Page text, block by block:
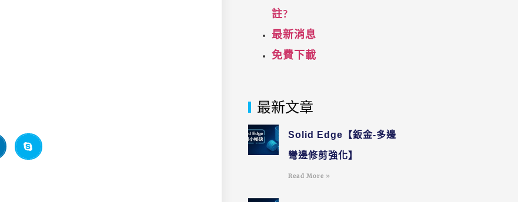
註?
最新消息
免費下載
最新文章
Solid Edge【鈑金-多邊
彎邊修剪強化】
Read More »